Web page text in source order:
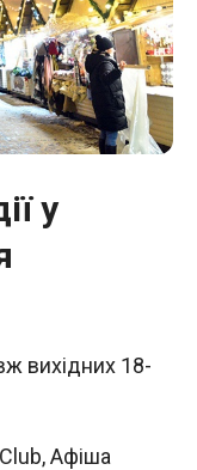
у
вихідних 18-
,Афіша